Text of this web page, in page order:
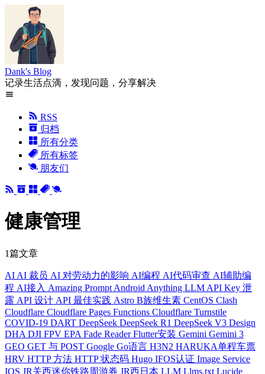
Dank's Blog
记录生活点滴，发现问题，分享解决
RSS
归档
所有分类
所有标签
朋友们
健康管理
1篇文章
AI AI 裁员 AI 对劳动力的影响 AI编程 AI代码审查 AI辅助编
程 AI接入 Amazing Prompt Android Anything LLM API Key 泄
露 API 设计 API 最佳实践 Astro B族维生素 CentOS Clash
Cloudflare Cloudflare Pages Functions Cloudflare Turnstile
COVID-19 DART DeepSeek DeepSeek R1 DeepSeek V3 Design
DHA DJI FPV EPA Fade ReaderFlutter安装 Gemini Gemini 3
GEO GET 与 POST Google Go语言 H3N2 HARUKA单程车票
HRV HTTP 方法 HTTP 状态码 Hugo IFOS认证 Image Service
IOS JR关西迷你铁路周游券 JR西日本 LLM Llms.txt Lucide